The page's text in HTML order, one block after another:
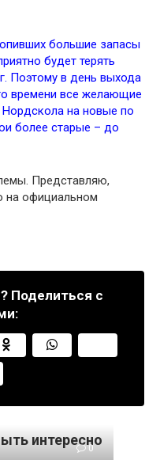
большие запасы
будет терять
Поэтому в день выхода
времени все желающие
Нордскола на новые по
более старые – до
Представляю,
на официальном
Поделиться с
интересно
0